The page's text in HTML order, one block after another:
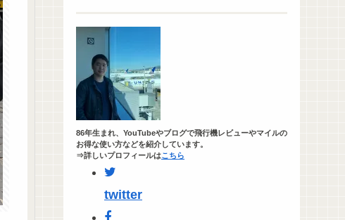
86年生まれ、YouTubeやブログで飛行機レビューやマイルの
お得な使い方などを紹介しています。
⇒詳しいプロフィールはこちら
twitter